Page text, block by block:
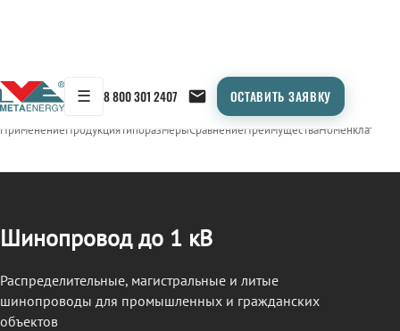
☰ 8 800 301 2407 ОСТАВИТЬ ЗАЯВКУ
← Продукция/ШИНОПРОВОД
ПрименениеПродукцияТипоразмерыСравнениеПреимуществаНоменклатура
Шинопровод до 1 кВ
Распределительные, магистральные и литые
шинопроводы для промышленных и гражданских
объектов